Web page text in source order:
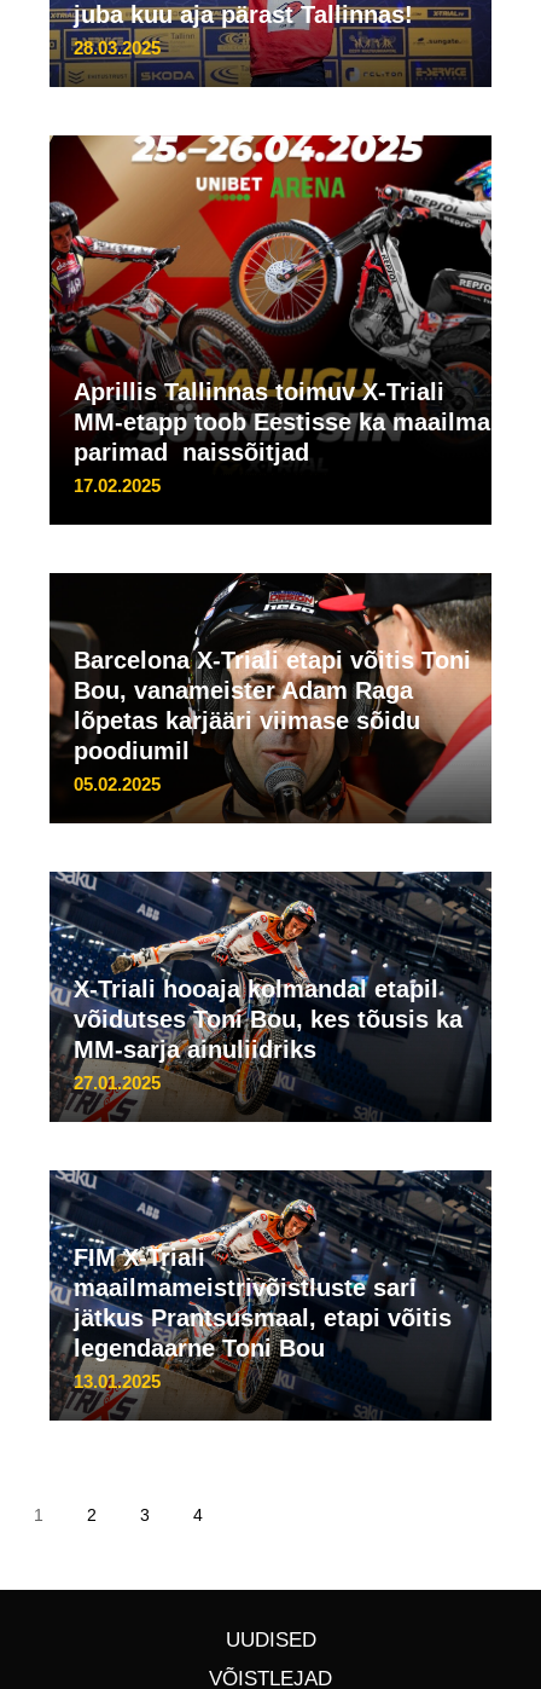
juba kuu aja pärast Tallinnas!
28.03.2025
Aprillis Tallinnas toimuv X-Triali
MM-etapp toob Eestisse ka maailma
parimad naissõitjad
17.02.2025
Barcelona X-Triali etapi võitis Toni
Bou, vanameister Adam Raga
lõpetas karjääri viimase sõidu
poodiumil
05.02.2025
X-Triali hooaja kolmandal etapil
võidutses Toni Bou, kes tõusis ka
MM-sarja ainuliidriks
27.01.2025
FIM X-Triali
maailmameistrivõistluste sari
jätkus Prantsusmaal, etapi võitis
legendaarne Toni Bou
13.01.2025
1 2 3 4
UUDISED
VÕISTLEJAD